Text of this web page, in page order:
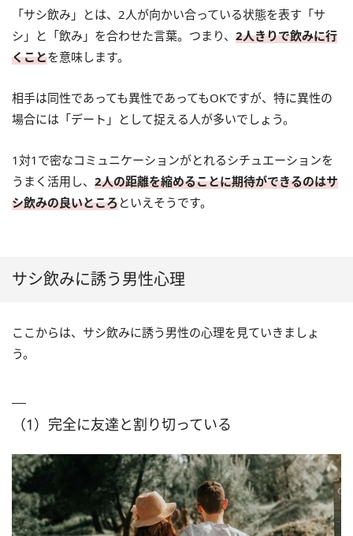
「サシ飲み」とは、2人が向かい合っている状態を表す「サ
シ」と「飲み」を合わせた言葉。つまり、 2人きりで飲みに行
くことを意味します。
相手は同性であっても異性であってもOKですが、特に異性の
場合には「デート」として捉える人が多いでしょう。
1対1で密なコミュニケーションがとれるシチュエーションを
うまく活用し、 2人の距離を縮めることに期待ができるのはサ
シ飲みの良いところといえそうです。
サシ飲みに誘う男性心理
ここからは、サシ飲みに誘う男性の心理を見ていきましょ
う。
（1）完全に友達と割り切っている